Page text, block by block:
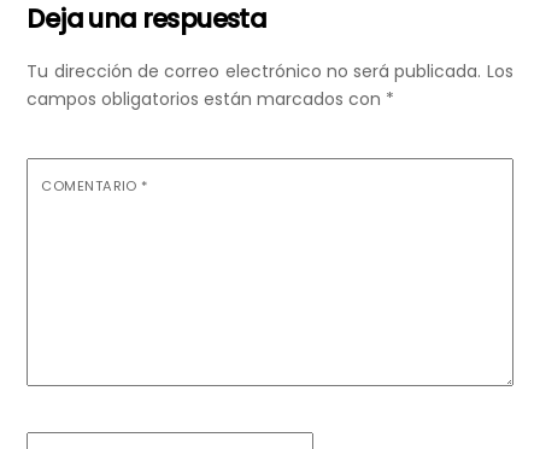
Deja una respuesta
Tu dirección de correo electrónico no será publicada. Los
campos obligatorios están marcados con *
COMENTARIO *